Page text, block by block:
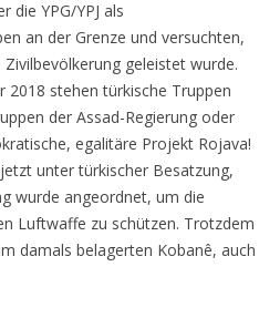
die YPG/YPJ als
an der Grenze und versuchten,
geleistet wurde.
2018 stehen türkische Truppen
der Assad-Regierung oder
egalitäre Projekt Rojava!
unter türkischer Besatzung,
wurde angeordnet, um die
Luftwaffe zu schützen. Trotzdem
damals belagerten Kobanê, auch